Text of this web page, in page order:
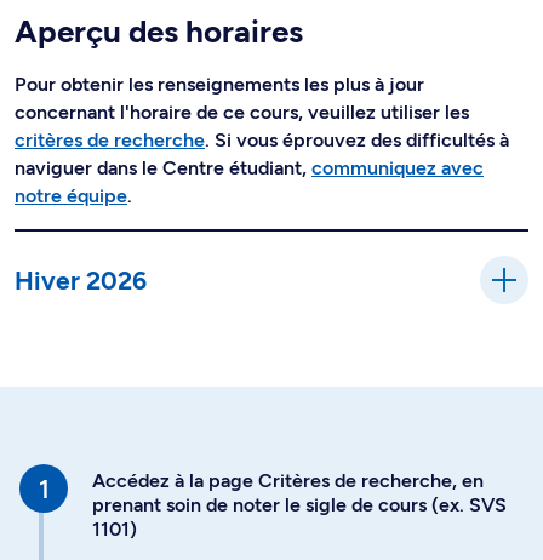
Aperçu des horaires
Pour obtenir les renseignements les plus à jour
concernant l'horaire de ce cours, veuillez utiliser les
critères de recherche. Si vous éprouvez des difficultés à
naviguer dans le Centre étudiant, communiquez avec
notre équipe.
Hiver 2026
Accédez à la page Critères de recherche, en
prenant soin de noter le sigle de cours (ex. SVS
1101)